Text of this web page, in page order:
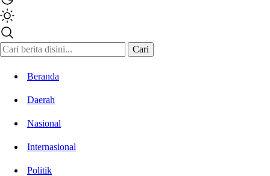
Inisiatif.co
Stay Connected Stay Informed
Cari
Beranda
Daerah
Nasional
Internasional
Politik